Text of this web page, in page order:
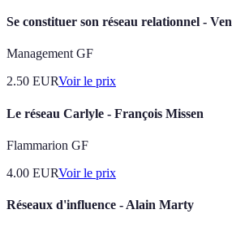
Se constituer son réseau relationnel -
Management GF
2.50 EURVoir le prix
Le réseau Carlyle - François Missen
Flammarion GF
4.00 EURVoir le prix
Réseaux d'influence - Alain Marty